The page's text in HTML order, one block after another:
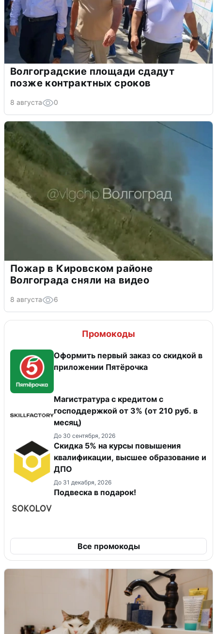
Волгоградские площади сдадут
позже контрактных сроков
8 августа 0
Пожар в Кировском районе
Волгограда сняли на видео
8 августа 6
Промокоды
Оформить первый заказ со скидкой в
приложении Пятёрочка
Магистратура с кредитом с
господдержкой от 3% (от 210 руб. в
месяц)
До 30 сентября, 2026
Скидка 5% на курсы повышения
квалификации, высшее образование и
ДПО
До 31 декабря, 2026
Подвеска в подарок!
Все промокоды